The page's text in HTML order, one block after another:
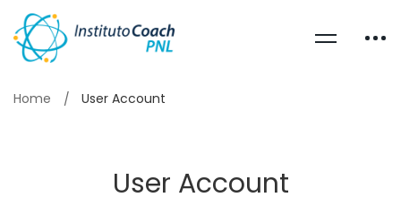
User Account
Home User Account